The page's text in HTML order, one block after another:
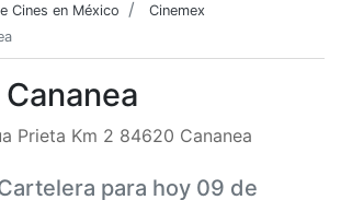
Cines en México
Cinemex
Prieta Km 2 84620 Cananea
para hoy 09 de